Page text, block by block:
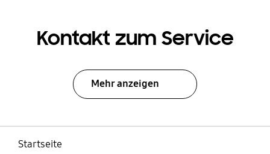
Kontakt zum Service
Mehr anzeigen
Startseite